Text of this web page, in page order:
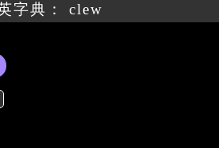
字典： clew